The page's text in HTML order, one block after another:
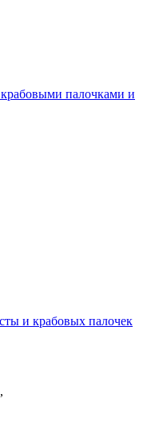
палочками и
и крабовых палочек